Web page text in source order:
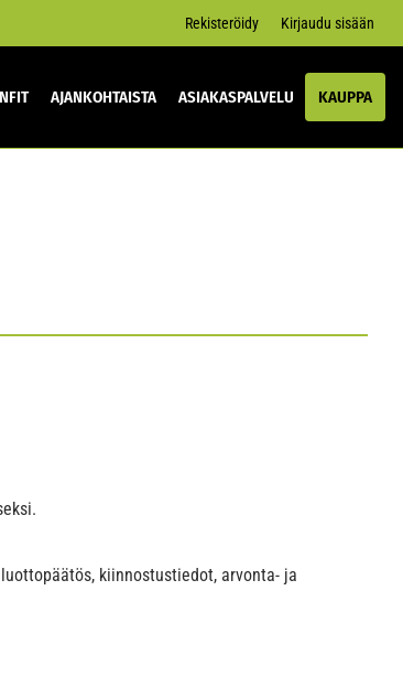
Rekisteröidy Kirjaudu sisään
AJANKOHTAISTA ASIAKASPALVELU KAUPPA
kiinnostustiedot, arvonta- ja